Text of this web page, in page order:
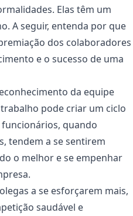
Elas têm um
A seguir, entenda por que
dos colaboradores
e o sucesso de uma
da equipe
pode criar um ciclo
funcionários, quando
tendem a se sentirem
o melhor e se empenhar
a se esforçarem mais,
saudável e